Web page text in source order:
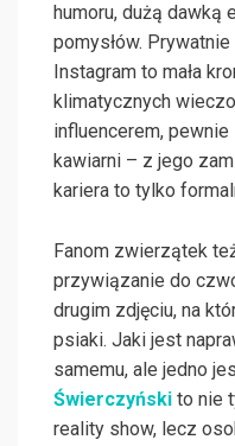
humoru, dużą dawką
pomysłów.
Instagram to mała
klimatycznych
influencerem,
kawiarni – z jego
kariera to tylko
Fanom zwierzątek
przywiązanie do
drugim zdjęciu, na
psiaki. Jaki jest
samemu, ale jedno
Świerczyński to nie
reality show, lecz